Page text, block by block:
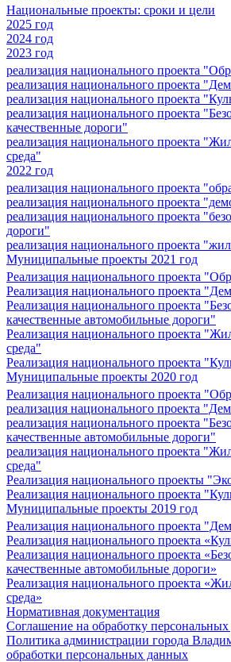
Национальные проекты: сроки и цели
2025 год
2024 год
2023 год
реализация национального проекта
реализация национального проекта
реализация национального проекта
реализация национального проекта
качественные дороги"
реализация национального проекта
среда"
2022 год
реализация национального проекта
реализация национального проекта
реализация национального проекта
дороги"
реализация национального проекта
Муниципальные проекты 2021 год
Реализация национального проекта
Реализация национального проекта
Реализация национального проекта
качественные автомобильные дороги"
Реализация национального проекта
среда"
Реализация национального проекта
Муниципальные проекты 2020 год
Реализация национального проекта
реализация национального проекта
реализация национального проекта
качественные автомобильные дороги"
реализация национального проекта
среда"
Реализация национального проекты
Реализация национального проекта
Муниципальные проекты 2019 год
Реализация национального проекта
Реализация национального проекта
Реализация национального проекта
качественные автомобильные дороги»
Реализация национального проекта
среда»
Нормативная документация
Соглашение на обработку
Политика администрации города
обработки персональных данных